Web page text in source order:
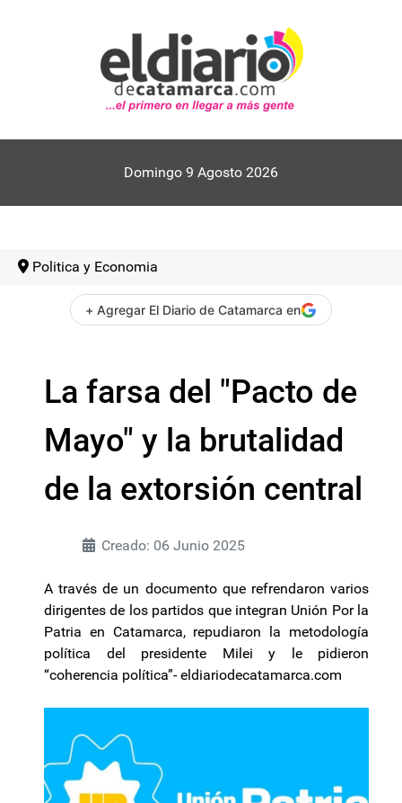
Domingo 9 Agosto 2026
Politica y Economia
+ Agregar El Diario de Catamarca en
La farsa del "Pacto de
Mayo" y la brutalidad
de la extorsión central
Creado: 06 Junio 2025
A través de un documento que refrendaron varios
dirigentes de los partidos que integran Unión Por la
Patria en Catamarca, repudiaron la metodología
política del presidente Milei y le pidieron
“coherencia política”- eldiariodecatamarca.com